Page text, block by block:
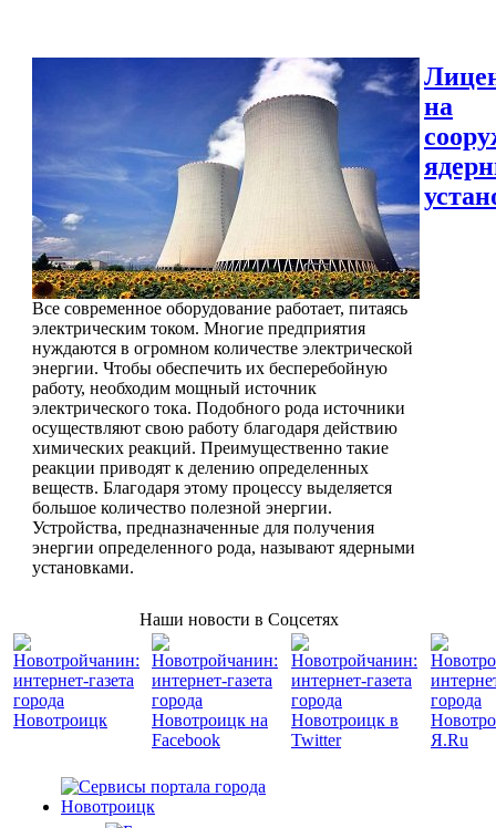
Все современное оборудование работает, питаясь
электрическим током. Многие предприятия
нуждаются в огромном количестве электрической
энергии. Чтобы обеспечить их бесперебойную
работу, необходим мощный источник
электрического тока. Подобного рода источники
осуществляют свою работу благодаря действию
химических реакций. Преимущественно такие
реакции приводят к делению определенных
веществ. Благодаря этому процессу выделяется
большое количество полезной энергии.
Устройства, предназначенные для получения
энергии определенного рода, называют ядерными
установками.
на
Наши новости в Соцсетях